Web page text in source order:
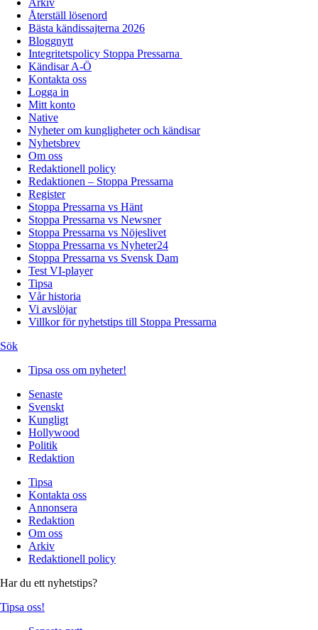
Arkiv
Återställ lösenord
Bästa kändissajterna 2026
Bloggnytt
Integritetspolicy Stoppa Pressarna
Kändisar A-Ö
Kontakta oss
Logga in
Mitt konto
Native
Nyheter om kungligheter och kändisar
Nyhetsbrev
Om oss
Redaktionell policy
Redaktionen – Stoppa Pressarna
Register
Stoppa Pressarna vs Hänt
Stoppa Pressarna vs Newsner
Stoppa Pressarna vs Nöjeslivet
Stoppa Pressarna vs Nyheter24
Stoppa Pressarna vs Svensk Dam
Test VI-player
Tipsa
Vår historia
Vi avslöjar
Villkor för nyhetstips till Stoppa Pressarna
Sök
Tipsa oss om nyheter!
Senaste
Svenskt
Kungligt
Hollywood
Politik
Redaktion
Tipsa
Kontakta oss
Annonsera
Redaktion
Om oss
Arkiv
Redaktionell policy
Har du ett nyhetstips?
Tipsa oss!